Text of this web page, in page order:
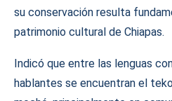
su conservación resulta
patrimonio cultural de Chiapas.
Indicó que entre las lenguas
hablantes se encuentran el